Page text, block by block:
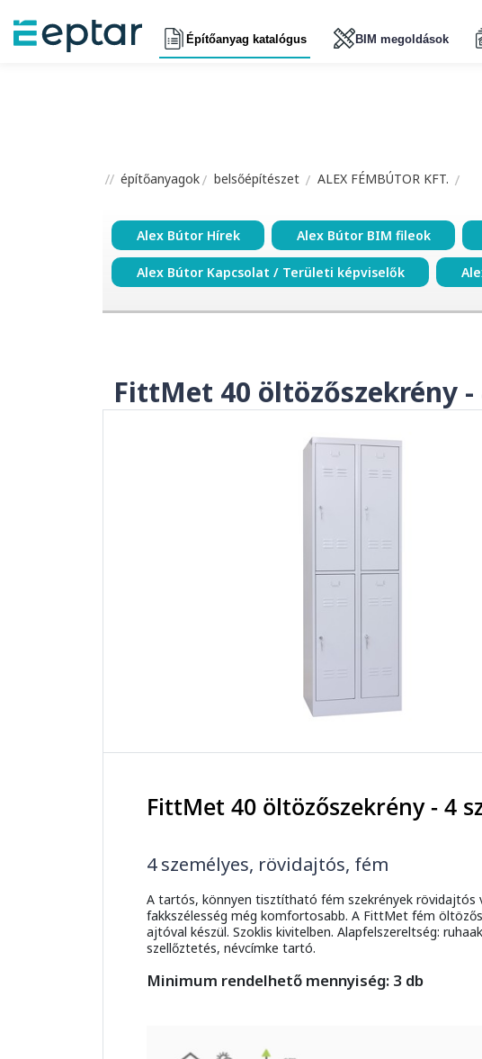
Építőanyag katalógus BIM megoldások
építőanyagok belsőépítészet ALEX FÉMBÚTOR KFT.
Alex Bútor Hírek Alex Bútor BIM fileok
Alex Bútor Kapcsolat / Területi képviselők
FittMet 40 öltözőszekrény
FittMet 40 öltözőszekrény - 4
4 személyes, rövidajtós, fém
A tartós, könnyen tisztítható fém szekrények rövidajtós
fakkszélesség még komfortosabb. A FittMet fém
ajtóval készül. Szoklis kivitelben. Alapfelszereltség:
szellőztetés, névcímke tartó.
Minimum rendelhető mennyiség: 3 db